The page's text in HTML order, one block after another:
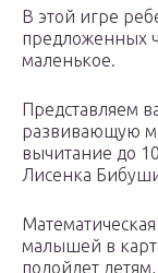
В этой игре
предложенных
маленькое.
Представляем
развивающую
вычитание до
Лисенка
малышей в
подойдет